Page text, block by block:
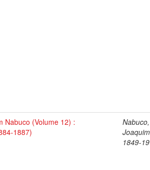
Nabuco (Volume 12) :
1887)
Nabuco,
1849-